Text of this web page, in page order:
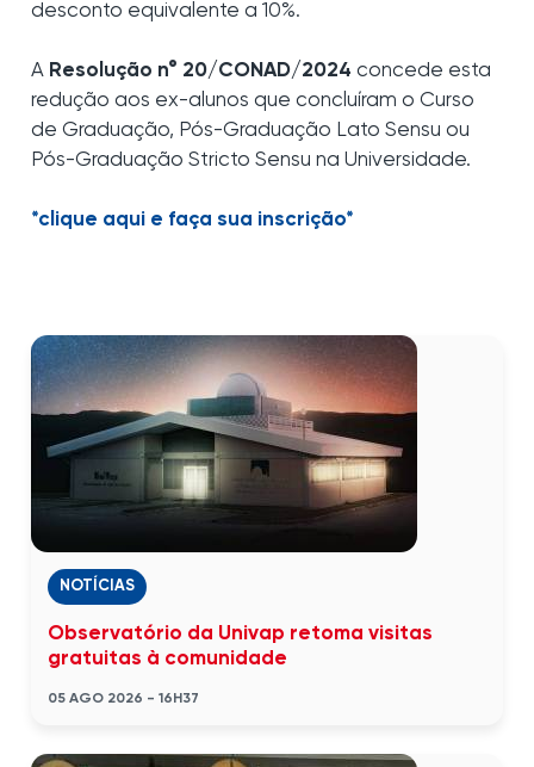
desconto equivalente a 10%.
A Resolução n° 20/CONAD/2024 concede esta
redução aos ex-alunos que concluíram o Curso
de Graduação, Pós-Graduação Lato Sensu ou
Pós-Graduação Stricto Sensu na Universidade.
*clique aqui e faça sua inscrição*
NOTÍCIAS
Observatório da Univap retoma visitas
gratuitas à comunidade
05 AGO 2026 - 16H37